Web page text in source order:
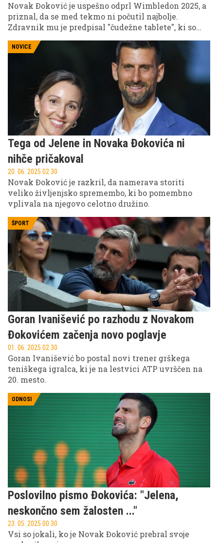
Novak Đoković je uspešno odprl Wimbledon 2025, a
priznal, da se med tekmo ni počutil najbolje.
Zdravnik mu je predpisal "čudežne tablete", ki so
mu pomagale do zmage.
NOVICE
Tega od Jelene in Novaka Đokovića ni
nihče pričakoval
20. 06. 2025 02.30
Novak Đoković je razkril, da namerava storiti
veliko življenjsko spremembo, ki bo pomembno
vplivala na njegovo celotno družino.
ŠPORT
Goran Ivanišević po razhodu z Novakom
Đokovićem začenja novo poglavje
01. 06. 2025 02.30
Goran Ivanišević bo postal novi trener grškega
teniškega igralca, ki je na lestvici ATP uvrščen na
20. mesto.
ODNOSI
Poslovilno pismo Đokovića: "Jelena,
neskončno sem žalosten ..."
23. 05. 2025 00.30
Vsi so jokali, ko je Novak Đoković prebral svoje